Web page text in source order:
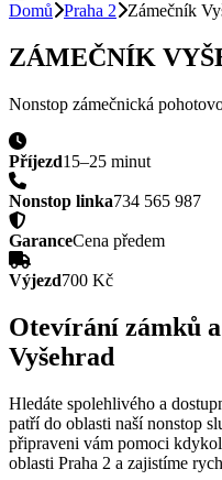
Domů Praha 2 Zámečník
ZÁMEČNÍK
Nonstop zámečnická
Příjezd15–25 minut
Nonstop linka734 565 987
GaranceCena předem
Výjezd700 Kč
Otevírání zámků
Vyšehrad
Hledáte spolehlivého a
patří do oblasti naší nonstop
připraveni vám pomoci
oblasti Praha 2 a zajistíme